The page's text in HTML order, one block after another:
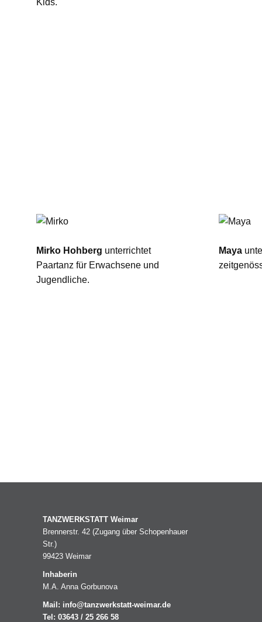
Kids.
Mirko Hohberg unterrichtet
Paartanz für Erwachsene und
Jugendliche.
Maya
TANZWERKSTATT Weimar
Brennerstr. 42 (Zugang über Schopenhauer
Str.)
99423 Weimar
Inhaberin
M.A. Anna Gorbunova
Mail: info@tanzwerkstatt-weimar.de
Tel: 03643 / 25 266 58